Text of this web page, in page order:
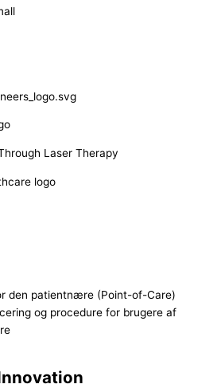
den patientnære (Point-of-Care)
og procedure for brugere af